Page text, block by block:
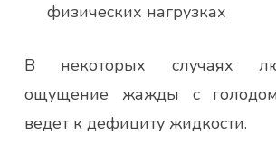
физических нагрузках
В некоторых случаях
ощущение жажды с
ведет к дефициту жидкости.